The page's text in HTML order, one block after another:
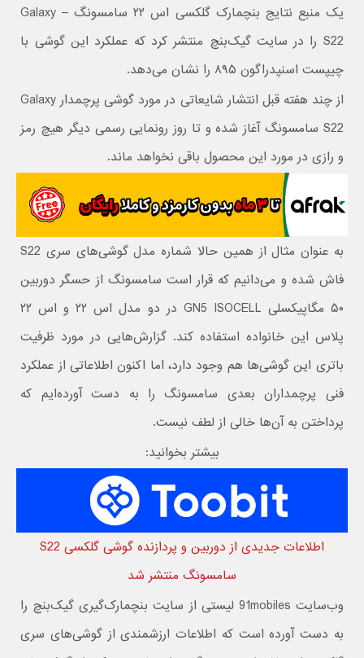
یک منبع نتایج بنچمارک گلکسی اس ۲۲ سامسونگ – Galaxy
S22 را در سایت گیک‌بنچ منتشر کرد که عملکرد این گوشی با
چیپست اسنپدراگون ۸۹۵ را نشان می‌دهد.
از چند هفته قبل انتشار شایعاتی در مورد گوشی پرچمدار Galaxy
S22 سامسونگ آغاز شده و تا روز رونمایی رسمی دیگر هیچ رمز
و رازی در مورد این محصول باقی نخواهد ماند.
به عنوان مثال از همین حالا شماره مدل گوشی‌های سری S22
فاش شده و می‌دانیم که قرار است سامسونگ از حسگر دوربین
۵۰ مگاپیکسلی GN5 ISOCELL در دو مدل اس ۲۲ و اس ۲۲
پلاس این خانواده استفاده کند. گزارش‌هایی در مورد ظرفیت
باتری این گوشی‌ها هم وجود دارد، اما اکنون اطلاعاتی از عملکرد
فنی پرچمداران بعدی سامسونگ را به دست آورده‌ایم که
پرداختن به آن‌ها خالی از لطف نیست.
بیشتر بخوانید:
اطلاعات جدیدی از دوربین و پردازنده گوشی گلکسی S22
سامسونگ منتشر شد
وب‌سایت 91mobiles لیستی از سایت بنچمارک‌گیری گیک‌بنچ را
به دست آورده است که اطلاعات ارزشمندی از گوشی‌های سری